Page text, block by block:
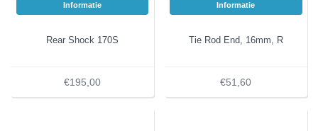
Informatie
Rear Shock 170S
€195,00
Informatie
Tie Rod End, 16mm, R
€51,60